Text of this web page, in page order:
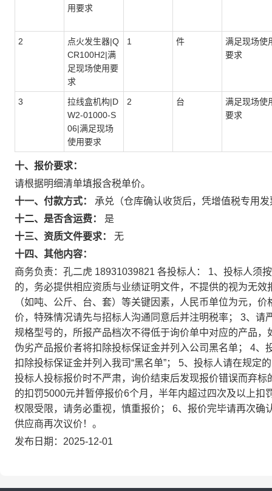
用要求
2
点火发生器|Q
CR100H2|满
足现场使用要
求
1 件
满足现场使
要求
3
拉线盒机构|D
W2-01000-S
06|满足现场
使用要求
2 台
满足现场使
要求
十、报价要求：
请根据明细清单填报含税单价。
十一、付款方式：
承兑（仓库确认收货后，凭增值税专用
十二、是否含运费：
是
十三、资质文件要求：
无
十四、其他内容：
商务负责：孔二虎 18931039821 各投标人： 1、投标人须
的，务必提供相应资质与业绩证明文件，不提供的视为无
（如吨、公斤、台、套）等关键因素，人民币单位为元，
价，特殊情况请先与招标人沟通同意后并注明税率； 3、
规格型号的，所报产品档次不得低于询价单中对应的产品
伪劣产品报价者将扣除投标保证金并列入公司黑名单； 4
扣除投标保证金并列入我司“黑名单”； 5、投标人请在规定
投标人投标报价时不严肃，询价结束后发现报价错误而弃
的扣罚5000元并暂停报价6个月，半年内超过四次及以上
权限受限，请务必重视，慎重报价； 6、报价完毕请再次
供应商再次议价！。
发布日期：2025-12-01